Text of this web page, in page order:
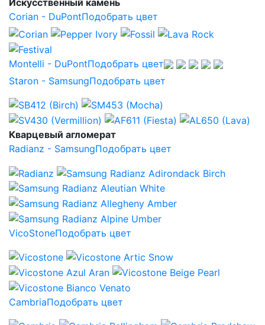
Corian - DuPontПодобрать цвет
Montelli - DuPontПодобрать цвет
Staron - SamsungПодобрать цвет
Кварцевый агломерат
Radianz - SamsungПодобрать цвет
VicoStoneПодобрать цвет
CambriaПодобрать цвет